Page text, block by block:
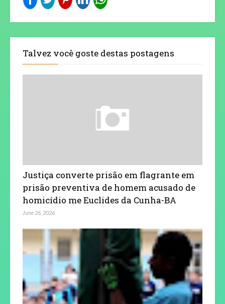
Talvez você goste destas postagens
Justiça converte prisão em flagrante em
prisão preventiva de homem acusado de
homicídio me Euclides da Cunha-BA
June 26, 2026